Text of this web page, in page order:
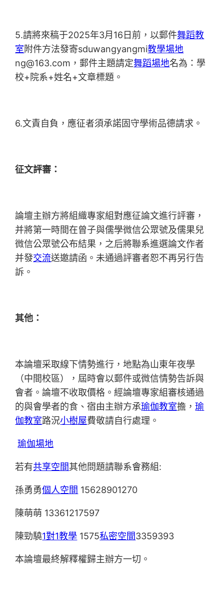
5.請將來稿于2025年3月16日前，以郵件舞蹈教
室附件方法發寄sduwangyangmi教學場地
ng@163.com，郵件主題請定舞蹈場地名為：學
校+院系+姓名+文章標題。
6.文責自負，應征者須承諾固守學術品德請求。
征文評審：
論壇主辦方將組織專家組對應征論文進行評審，
并將第一時間在曾子與儒學微信公眾號及儒果兒
微信公眾號公布結果，之后將聯系進選論文作者
并發交流送邀請函。未通過評審者恕不再另行告
訴。
其他：
本論壇采取線下情勢進行，地點為山東年夜學
（中間校區），屆時會以郵件或微信情勢告訴與
會者。論壇不收取價格。經論壇專家組審核通過
的與會學者的食、宿由主辦方承瑜伽教室擔，瑜
伽教室路況小樹屋費敬請自行處理。
瑜伽場地
若有共享空間其他問題請聯系會務組:
孫勇勇個人空間 15628901270
陳萌萌 13361217597
陳勁驍1對1教學 1575私密空間3359393
本論壇最終解釋權歸主辦方一切。